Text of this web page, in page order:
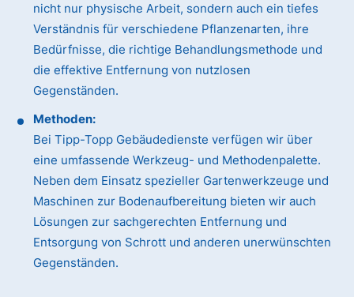
nicht nur physische Arbeit, sondern auch ein tiefes
Verständnis für verschiedene Pflanzenarten, ihre
Bedürfnisse, die richtige Behandlungsmethode und
die effektive Entfernung von nutzlosen
Gegenständen.
Methoden:
Bei Tipp-Topp Gebäudedienste verfügen wir über
eine umfassende Werkzeug- und Methodenpalette.
Neben dem Einsatz spezieller Gartenwerkzeuge und
Maschinen zur Bodenaufbereitung bieten wir auch
Lösungen zur sachgerechten Entfernung und
Entsorgung von Schrott und anderen unerwünschten
Gegenständen.